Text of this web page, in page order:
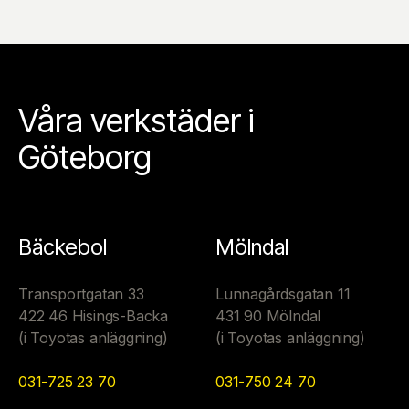
Våra verkstäder i
Göteborg
Bäckebol
Transportgatan 33
422 46 Hisings-Backa
(i Toyotas anläggning)
031-725 23 70
Mölndal
Lunnagårdsgatan 11
431 90 Mölndal
(i Toyotas anläggning)
031-750 24 70